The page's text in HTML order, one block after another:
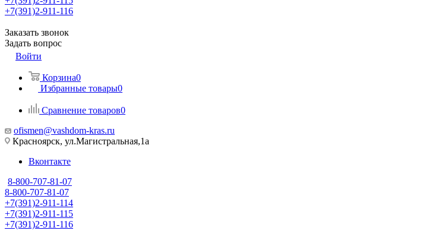
+7(391)2-911-116
Заказать звонок
Задать вопрос
Войти
Корзина0
Избранные товары0
Сравнение товаров0
ofismen@vashdom-kras.ru
Красноярск, ул.Магистральная,1а
Вконтакте
8-800-707-81-07
8-800-707-81-07
+7(391)2-911-114
+7(391)2-911-115
+7(391)2-911-116